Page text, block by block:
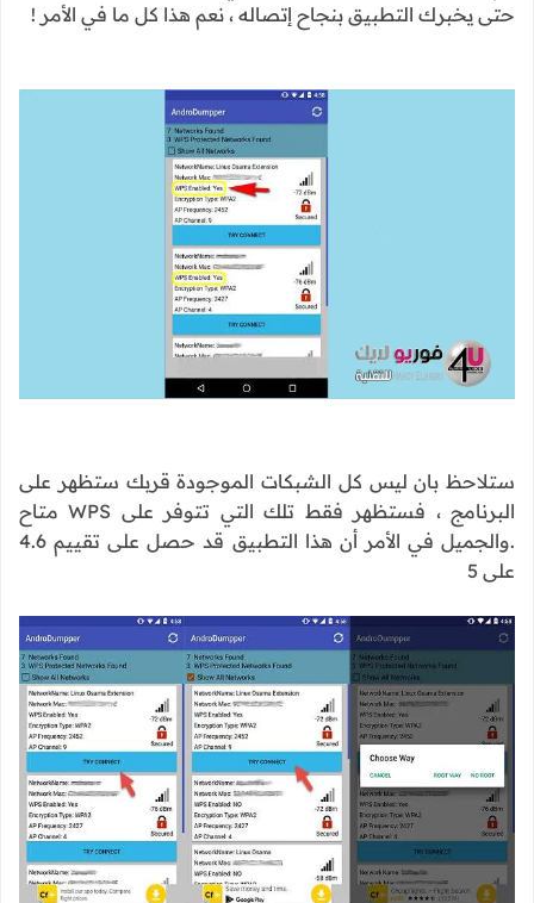
حتى يخبرك التطبيق بنجاح إتصاله ، نعم هذا كل ما في الأمر !
ستلاحظ بان ليس كل الشبكات الموجودة قربك ستظهر على
البرنامج ، فستظهر فقط تلك التي تتوفر على WPS متاح
.والجميل في الأمر أن هذا التطبيق قد حصل على تقييم 4.6
على 5